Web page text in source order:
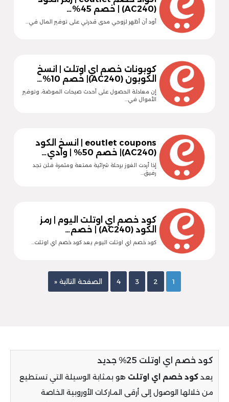
(AC240) | خصم 45%…
أود أن أظهر لزوجي مدى قدرتي على توفير المال في…
كوبونات خصم اي اوتلت | انسخ
الكوبون (AC240)| خصم 10%…
إن معادلة الحصول على أحدث صيحات الموضة، وتوفير
الأموال في…
eoutlet coupons | انسخ الكود
(AC240)| خصم 50% | وادي…
إذا أردت الفوز برحلة شرائية ممتعة ومثمرة فلن تجد
رفيق…
كود خصم اي اوتلت اليوم | رمز
الكود (AC240) | خصم…
كود خصم اي اوتلت اليوم يعد كود خصم اي اوتلت…
1
2
3
4 الصفحة التالية «
كود خصم اي اوتلت 25% جديد
يعد كود خصم اي اوتلت هو بمثابة الوسيلة التي تستطيع
من خلالها الوصول إلى أرقى الماركات الأوروبية الخاصة